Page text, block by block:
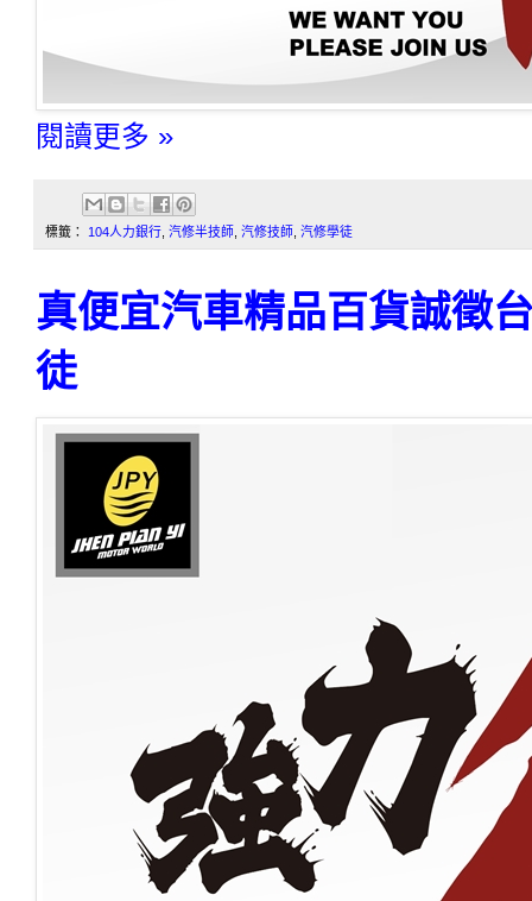
閱讀更多 »
標籤： 104人力銀行 汽修半技師 汽修技師 汽修學徒
真便宜汽車精品百貨誠徵
徒